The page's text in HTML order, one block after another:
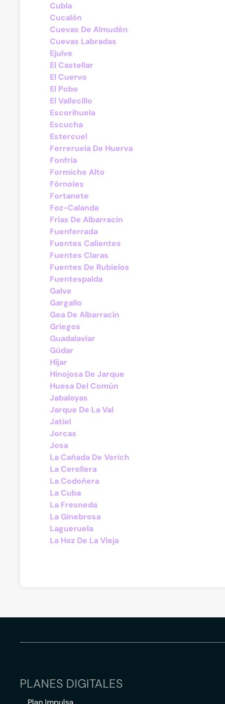
Cubla
Cucalón
Cuevas De Almudén
Cuevas Labradas
Ejulve
El Castellar
El Cuervo
El Pobo
El Vallecillo
Escorihuela
Escucha
Estercuel
Ferreruela De Huerva
Fonfría
Formiche Alto
Fórnoles
Fortanete
Foz-Calanda
Frías De Albarracín
Fuenferrada
Fuentes Calientes
Fuentes Claras
Fuentes De Rubielos
Fuentespalda
Galve
Gargallo
Gea De Albarracín
Griegos
Guadalaviar
Gúdar
Híjar
Hinojosa De Jarque
Huesa Del Común
Jabaloyas
Jarque De La Val
Jatiel
Jorcas
Josa
La Cañada De Verich
La Cerollera
La Codoñera
La Cuba
La Fresneda
La Ginebrosa
Lagueruela
La Hoz De La Vieja
PLANES DIGITALES